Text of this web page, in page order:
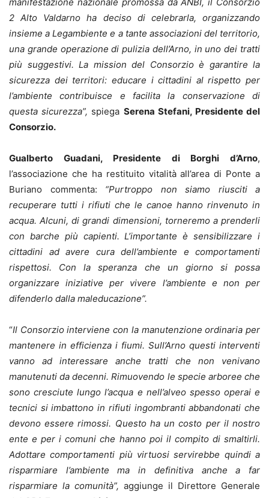
2 Alto Valdarno ha deciso di celebrarla, organizzando
insieme a Legambiente e a tante associazioni del territorio,
una grande operazione di pulizia dell’Arno, in uno dei tratti
più suggestivi. La mission del Consorzio è garantire la
sicurezza dei territori: educare i cittadini al rispetto per
l’ambiente contribuisce e facilita la conservazione di
questa sicurezza”, spiega Serena Stefani, Presidente del
Consorzio.
Gualberto Guadani, Presidente di Borghi d’Arno,
l’associazione che ha restituito vitalità all’area di Ponte a
Buriano commenta: “Purtroppo non siamo riusciti a
recuperare tutti i rifiuti che le canoe hanno rinvenuto in
acqua. Alcuni, di grandi dimensioni, torneremo a prenderli
con barche più capienti. L’importante è sensibilizzare i
cittadini ad avere cura dell’ambiente e comportamenti
rispettosi. Con la speranza che un giorno si possa
organizzare iniziative per vivere l’ambiente e non per
difenderlo dalla maleducazione”.
“Il Consorzio interviene con la manutenzione ordinaria per
mantenere in efficienza i fiumi. Sull’Arno questi interventi
vanno ad interessare anche tratti che non venivano
manutenuti da decenni. Rimuovendo le specie arboree che
sono cresciute lungo l’acqua e nell’alveo spesso operai e
tecnici si imbattono in rifiuti ingombranti abbandonati che
devono essere rimossi. Questo ha un costo per il nostro
ente e per i comuni che hanno poi il compito di smaltirli.
Adottare comportamenti più virtuosi servirebbe quindi a
risparmiare l’ambiente ma in definitiva anche a far
risparmiare la comunità”, aggiunge il Direttore Generale